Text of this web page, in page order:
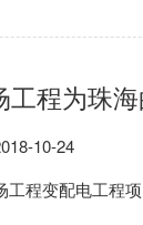
工程为珠
10-24
程变配电工程项